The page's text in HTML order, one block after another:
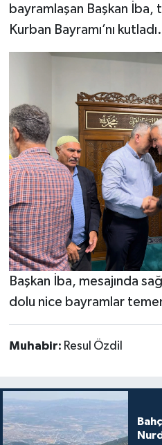
bayramlaşan Başkan İba,
Kurban Bayramı’nı kutladı.
Başkan İba, mesajında
dolu nice bayramlar
Muhabir: Resul Özdil